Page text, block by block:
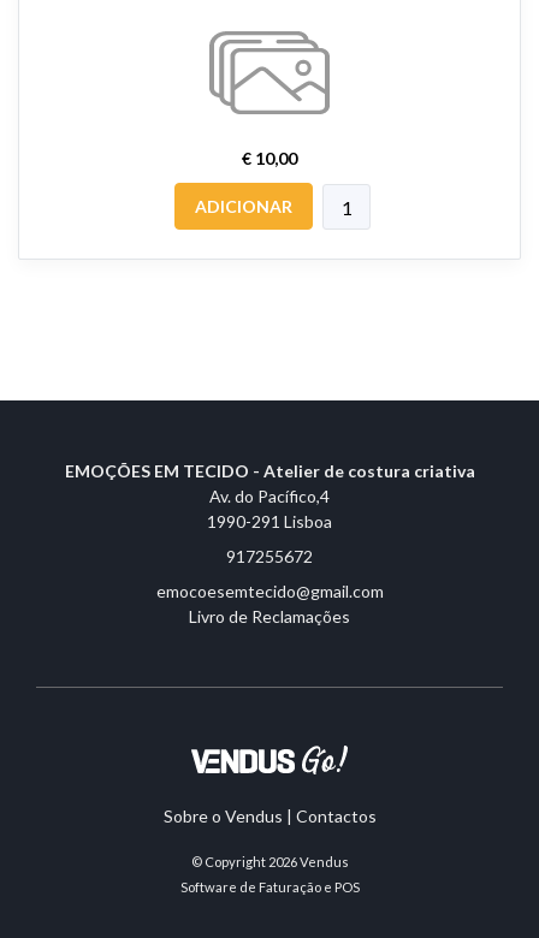
€ 10,00
ADICIONAR
EMOÇÕES EM TECIDO - Atelier de costura criativa
Av. do Pacífico,4
1990-291 Lisboa
917255672
emocoesemtecido@gmail.com
Livro de Reclamações
Sobre o Vendus | Contactos
© Copyright 2026Vendus
Software de Faturação e POS